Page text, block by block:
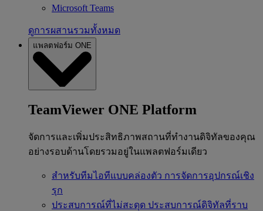
Microsoft Teams
ดูการผสานรวมทั้งหมด
แพลตฟอร์ม ONE
TeamViewer ONE Platform
จัดการและเพิ่มประสิทธิภาพสถานที่ทำงานดิจิทัลของคุณ
อย่างรอบด้านโดยรวมอยู่ในแพลตฟอร์มเดียว
สำหรับทีมไอทีแบบคล่องตัว การจัดการอุปกรณ์เชิง
รุก
ประสบการณ์ที่ไม่สะดุด ประสบการณ์ดิจิทัลที่ราบ